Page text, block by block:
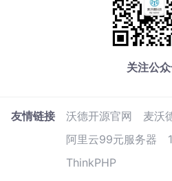
关注公
友情链接 沃德开源官网
麦沃
阿里云99元服务器
ThinkPHP